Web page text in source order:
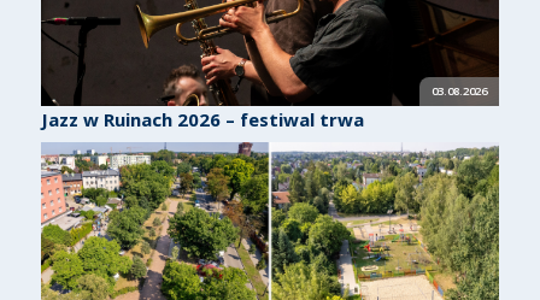
03.08.2026
Jazz w Ruinach 2026 – festiwal trwa